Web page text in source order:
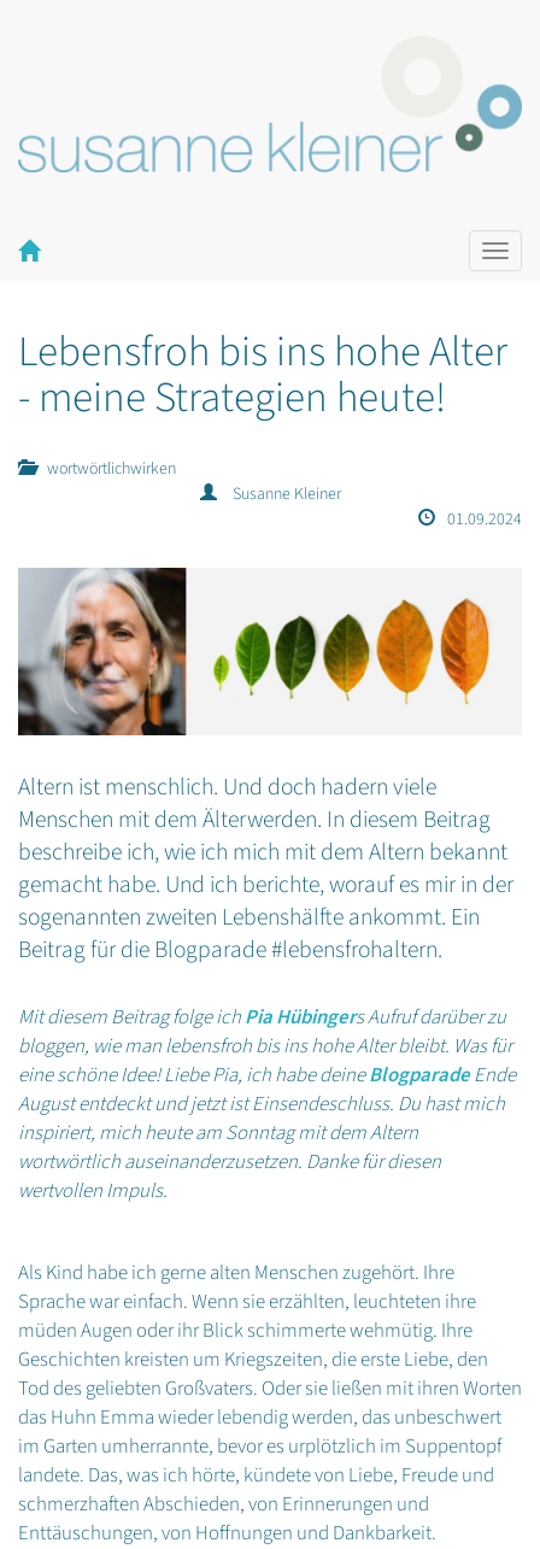
ein-/
Lebensfroh bis ins hohe Alter
- meine Strategien heute!
wortwörtlichwirken
Susanne Kleiner
01.09.2024
Altern ist menschlich. Und doch hadern viele
Menschen mit dem Älterwerden. In diesem Beitrag
beschreibe ich, wie ich mich mit dem Altern bekannt
gemacht habe. Und ich berichte, worauf es mir in der
sogenannten zweiten Lebenshälfte ankommt. Ein
Beitrag für die Blogparade #lebensfrohaltern.
Mit diesem Beitrag folge ichPia Hübingers Aufruf darüber zu
bloggen, wie man lebensfroh bis ins hohe Alter bleibt. Was für
eine schöne Idee! Liebe Pia, ich habe deineBlogparadeEnde
August entdeckt und jetzt ist Einsendeschluss. Du hast mich
inspiriert, mich heute am Sonntag mit dem Altern
wortwörtlich auseinanderzusetzen. Danke für diesen
wertvollen Impuls.
Als Kind habe ich gerne alten Menschen zugehört. Ihre
Sprache war einfach. Wenn sie erzählten, leuchteten ihre
müden Augen oder ihr Blick schimmerte wehmütig. Ihre
Geschichten kreisten um Kriegszeiten, die erste Liebe, den
Tod des geliebten Großvaters. Oder sie ließen mit ihren Worten
das Huhn Emma wieder lebendig werden, das unbeschwert
im Garten umherrannte, bevor es urplötzlich im Suppentopf
landete. Das, was ich hörte, kündete von Liebe, Freude und
schmerzhaften Abschieden, von Erinnerungen und
Enttäuschungen, von Hoffnungen und Dankbarkeit.